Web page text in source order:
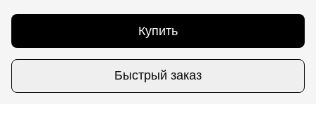
Купить
Быстрый заказ